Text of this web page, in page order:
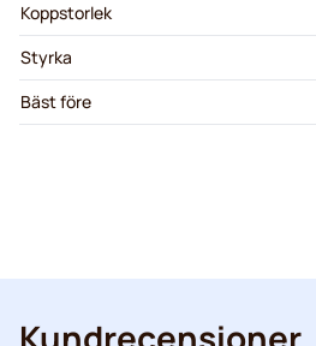
Koppstorlek
Styrka
Bäst före